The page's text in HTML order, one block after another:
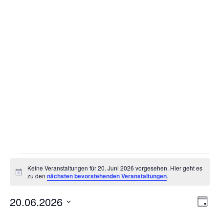
Münstergalerie
Veranstaltungen
für
20.
Hinweis
Keine Veranstaltungen für 20. Juni 2026 vorgesehen. Hier geht es
zu den nächsten bevorstehenden Veranstaltungen.
Tag
20.06.2026